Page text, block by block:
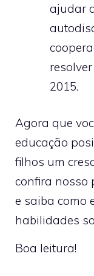
ajudar
2015.
Agora que
educação
filhos um
confira nosso
e saiba como
habilidades
Boa leitura!